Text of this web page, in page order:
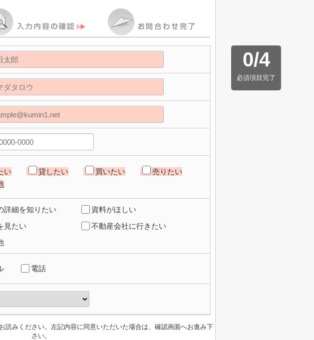
0/4
必須項目完了
い 貸したい 買いたい
売りたい
詳細を知りたい
資料がほしい
見たい
不動産会社に行きたい
電話
読みください。左記内容に同意いただいた場合は、確認画面へお進み下
さい。